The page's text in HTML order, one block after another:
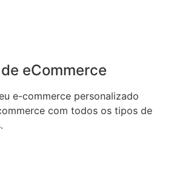
eCommerce
e-commerce personalizado
com todos os tipos de